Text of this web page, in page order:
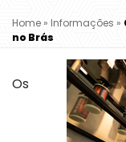
Home » Informações »
no Brás
Os